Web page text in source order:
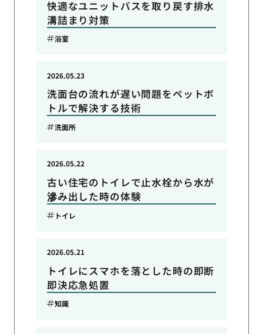
快適なユニットバスを取り戻す排水
溝詰まり対策
浴室
洗面台の流れが遅い問題をペットボ
トルで解決する技術
2026.05.23
洗面所
古い住宅のトイレで止水栓から水が
滲み出した時の体験
2026.05.22
トイレ
トイレにスマホを落とした時の即断
即決応急処置
2026.05.21
知識